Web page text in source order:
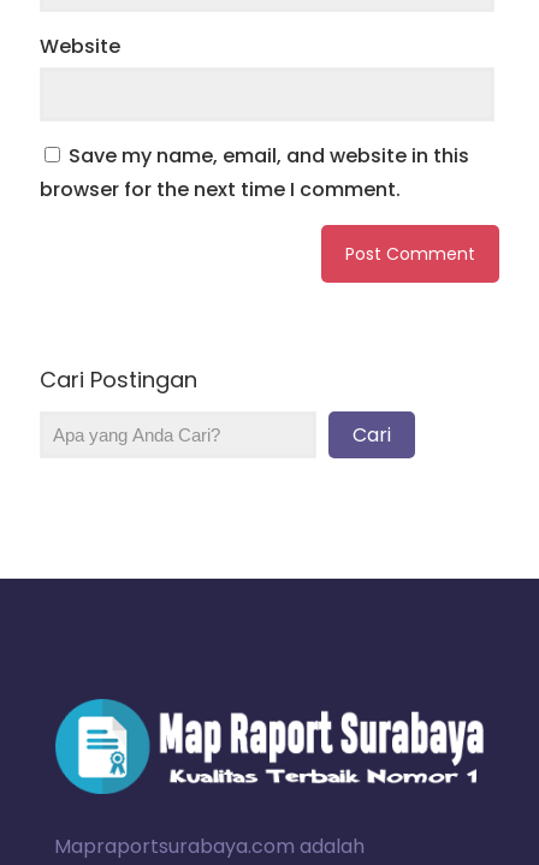
Website
Save my name, email, and website in this
browser for the next time I comment.
Cari Postingan
Cari
Mapraportsurabaya.com adalah